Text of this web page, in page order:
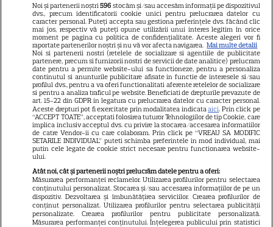
NUMĂRUL CURENT
ABONEAZA-TE LA REVISTĂ
Libertatea
Libertatea pentru femei
GSP
Știri mondene
Avantaje
Noi și partenerii noștri596 stocăm și/sau accesăm informații pe dispozitivul
dvs., precum identificatorii cookie unici pentru prelucrarea datelor cu
caracter personal. Puteți accepta sau gestiona preferințele dvs. făcând clic
mai jos, respectiv vă puteți opune utilizării unui interes legitim în orice
moment pe pagina cu politica de confidențialitate. Aceste alegeri vor fi
raportate partenerilor noștri și nu vă vor afecta navigarea. Mai multe detalii
Noi si partenerii nostri (retelele de socializare si agentiile de publicitate
partenere, precum si furnizorii nostri de servicii de date analitice) prelucram
date pentru a permite website-ului sa functioneze, pentru a personaliza
continutul si anunturile publicitare afisate in functie de interesele si/sau
profilul dvs., pentru a va oferi functionalitati aferente retelelor de socializare
si pentru a analiza traficul pe website. Beneficiati de drepturile prevazute de
art. 15-22 din GDPR in legatura cu prelucrarea datelor cu caracter personal.
Aceste drepturi pot fi exercitate prin modalitatea indicataaici. Prin click pe
“ACCEPT TOATE”, acceptati folosirea tuturor Tehnologiilor de tip Cookie, care
implica inclusiv acceptul dvs. cu privire la stocarea/accesarea informatiilor
de catre Vendor-ii cu care colaboram. Prin click pe “VREAU SA MODIFIC
SETARILE INDIVIDUAL” puteti schimba preferintele in mod individual, mai
putin cele legate de cookie strict necesare pentru functionarea website-
ului.
Atât noi, cât și partenerii noștri prelucrăm datele pentru a oferi:
Măsurarea performanței reclamelor. Utilizarea profilurilor pentru selectarea
conținutului personalizat. Stocarea și/sau accesarea informațiilor de pe un
dispozitiv. Dezvoltarea și îmbunătățirea serviciilor. Crearea profilurilor de
conținut personalizat. Utilizarea profilurilor pentru selectarea publicității
personalizate. Crearea profilurilor pentru publicitate personalizată.
Măsurarea performanței conținutului. Înțelegerea publicului prin statistici